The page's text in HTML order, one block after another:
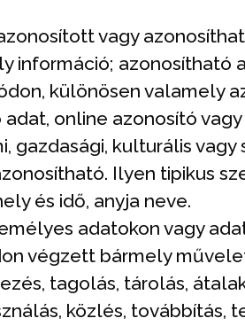
vagy
információ; azonosítható
különösen valamely
online azonosító
gazdasági, kulturális
Ilyen tipikus
és idő, anyja neve.
adatokon vagy
végzett bármely
tagolás, tárolás,
közlés, továbbítás,